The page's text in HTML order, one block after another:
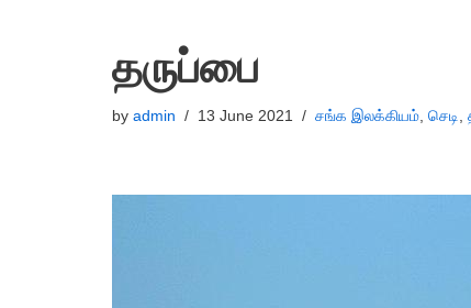
தருப்பை
by admin 13 June 2021 சங்க இலக்கியம் செடி